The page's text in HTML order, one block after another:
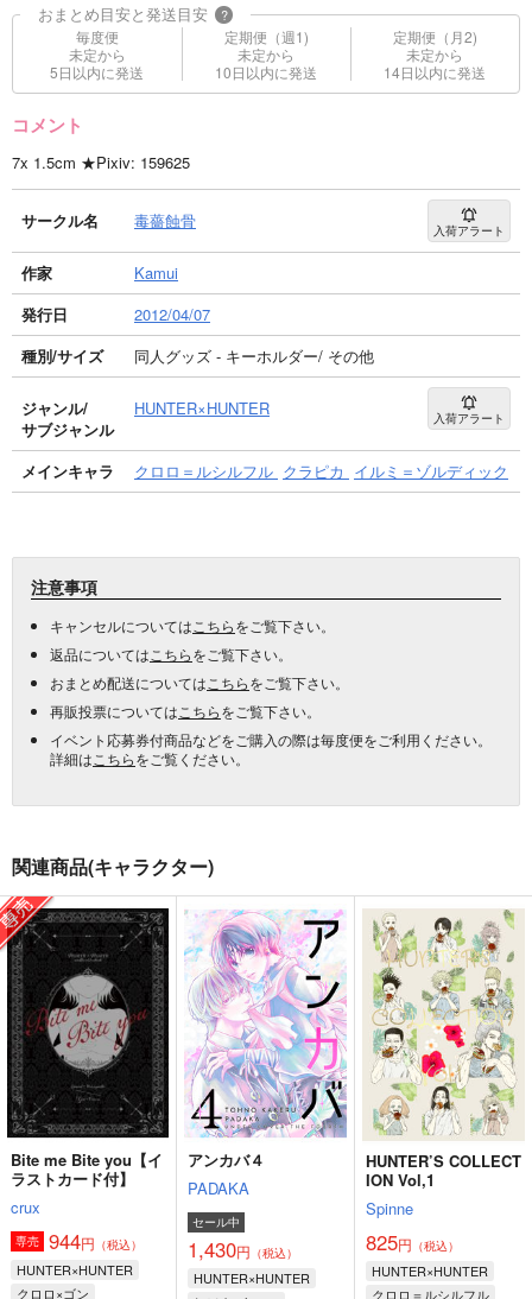
おまとめ目安と発送目安 ?
毎度便
未定から
5日以内に発送
定期便（週1)
未定から
10日以内に発送
定期便（月2)
未定から
14日以内に発送
コメント
7x 1.5cm ★Pixiv: 159625
サークル名 毒薔蝕骨 入荷アラート
作家
Kamui
発行日
2012/04/07
種別/サイズ
同人グッズ - キーホルダー/ その他
ジャンル/
サブジャンル
HUNTER×HUNTER 入荷アラート
メインキャラ クロロ＝ルシルフル クラピカ イルミ＝ゾルディック
注意事項
キャンセルについては こちらをご覧下さい。
返品については こちらをご覧下さい。
おまとめ配送については こちらをご覧下さい。
再販投票については こちらをご覧下さい。
イベント応募券付商品などをご購入の際は毎度便をご利用ください。
詳細は こちらをご覧ください。
関連商品(キャラクター)
Bite me Bite you【イ
ラストカード付】
crux
専売 944円 （税込）
HUNTER×HUNTER
クロロ×ゴン
アンカバ４
PADAKA
セール中
1,430円 （税込）
HUNTER×HUNTER
HUNTER’S COLLECT
ION Vol,1
Spinne
825円 （税込）
HUNTER×HUNTER
クロロ＝ルシルフル